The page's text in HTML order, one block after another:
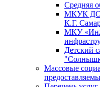
Средняя
МКУК ДО
К.Г.
МКУ
Детский
Массовые